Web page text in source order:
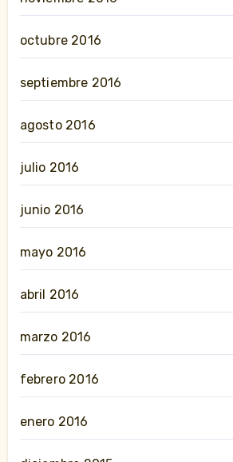
octubre 2016
septiembre 2016
agosto 2016
julio 2016
junio 2016
mayo 2016
abril 2016
marzo 2016
febrero 2016
enero 2016